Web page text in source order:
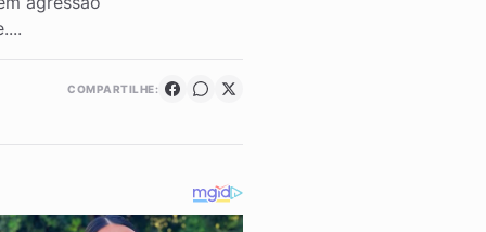
COMPARTILHE: